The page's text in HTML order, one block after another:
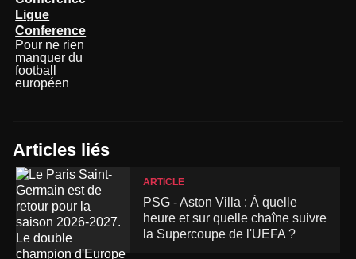
Ligue
Conference
Pour ne rien
manquer du
football
européen
Articles liés
ARTICLE
PSG - Aston Villa : À quelle
heure et sur quelle chaîne suivre
la Supercoupe de l'UEFA ?